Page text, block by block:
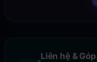
Liên hệ &